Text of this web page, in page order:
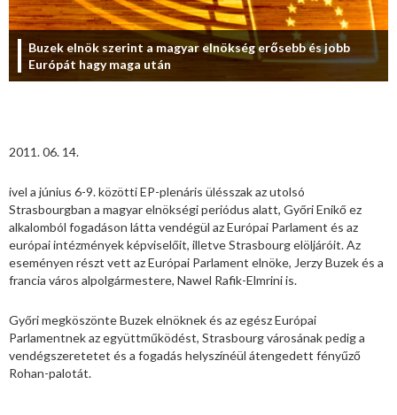
Buzek elnök szerint a magyar elnökség erősebb és jobb
Európát hagy maga után
2011. 06. 14.
ivel a június 6-9. közötti EP-plenáris ülésszak az utolsó
Strasbourgban a magyar elnökségi periódus alatt, Győri Enikő ez
alkalomból fogadáson látta vendégül az Európai Parlament és az
európai intézmények képviselőit, illetve Strasbourg elöljáróit. Az
eseményen részt vett az Európai Parlament elnöke, Jerzy Buzek és a
francia város alpolgármestere, Nawel Rafik-Elmrini is.
Győri megköszönte Buzek elnöknek és az egész Európai
Parlamentnek az együttműködést, Strasbourg városának pedig a
vendégszeretetet és a fogadás helyszínéül átengedett fényűző
Rohan-palotát.